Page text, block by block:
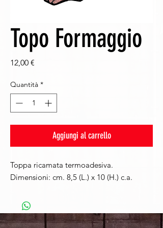
Topo Formaggio
12,00 €
Quantità *
Aggiungi al carrello
Toppa ricamata termoadesiva.
Dimensioni: cm. 8,5 (L.) x 10 (H.) c.a.